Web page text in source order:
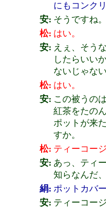
にもコンク
安: そうですね。
松: はい。
安: えぇ、そう
したらいい
ないじゃな
松: はい。
安: この被うの
紅茶をたの
ポットが来
すか。
松: ティーコー
安: あっ、ティ
知らなんだ
絹: ポットカバ
安: ティーコー